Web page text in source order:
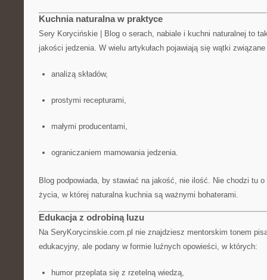
Kuchnia naturalna w praktyce
Sery Korycińskie | Blog o serach, nabiale i kuchni naturalnej to
jakości jedzenia. W wielu artykułach pojawiają się wątki
analizą składów,
prostymi recepturami,
małymi producentami,
ograniczaniem marnowania jedzenia.
Blog podpowiada, by stawiać na jakość, nie ilość. Nie chodzi tu
życia, w której naturalna kuchnia są ważnymi bohaterami.
Edukacja z odrobiną luzu
Na SeryKorycinskie.com.pl nie znajdziesz mentorskim tonem
edukacyjny, ale podany w formie luźnych opowieści, w których:
humor przeplata się z rzetelną wiedzą,